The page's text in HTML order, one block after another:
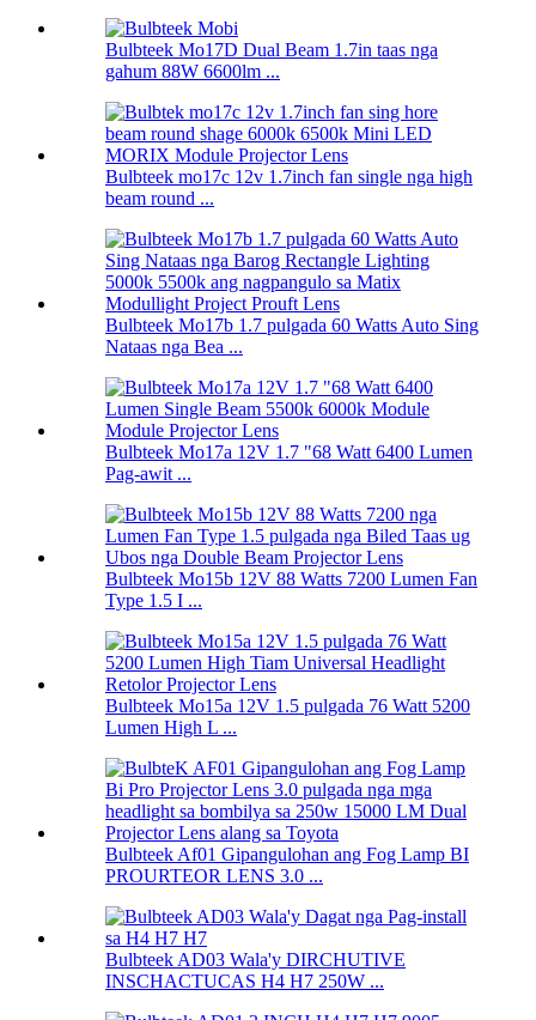
Bulbteek Mo17D Dual Beam 1.7in taas nga
gahum 88W 6600lm ...
Bulbteek mo17c 12v 1.7inch fan single nga high
beam round ...
Bulbteek Mo17b 1.7 pulgada 60 Watts Auto Sing
Nataas nga Bea ...
Bulbteek Mo17a 12V 1.7 "68 Watt 6400 Lumen
Pag-awit ...
Bulbteek Mo15b 12V 88 Watts 7200 Lumen Fan
Type 1.5 I ...
Bulbteek Mo15a 12V 1.5 pulgada 76 Watt 5200
Lumen High L ...
Bulbteek Af01 Gipangulohan ang Fog Lamp BI
PROURTEOR LENS 3.0 ...
Bulbteek AD03 Wala'y DIRCHUTIVE
INSCHACTUCAS H4 H7 250W ...